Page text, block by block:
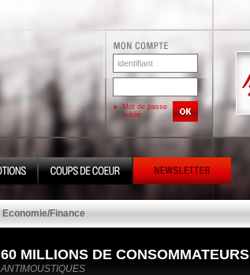
Mot de passe
oublié
Economie/Finance
60 MILLIONS DE CONSOMMATEURS
ANTIMOUSTIQUES